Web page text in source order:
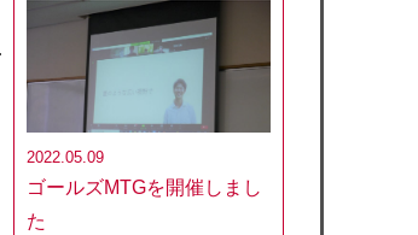
2022.05.09
ゴールズMTGを開催しまし
た